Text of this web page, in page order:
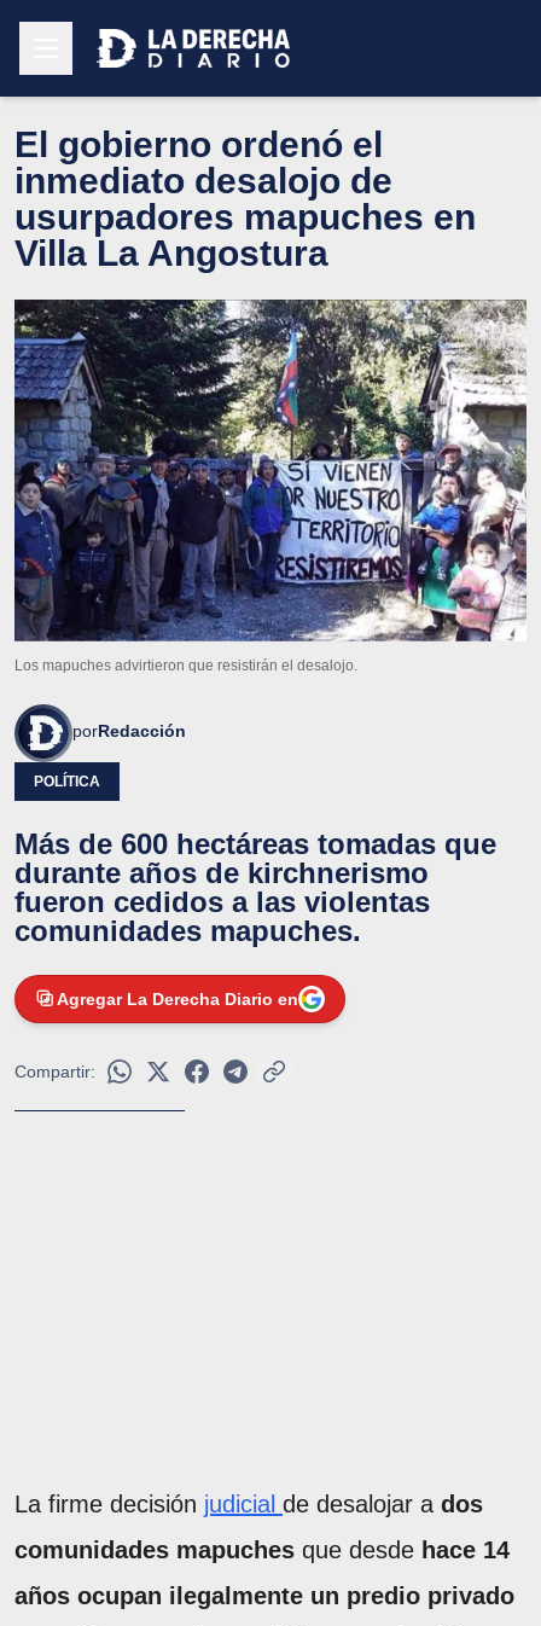
El gobierno ordenó el
inmediato desalojo de
usurpadores mapuches en
Villa La Angostura
Los mapuches advirtieron que resistirán el desalojo.
porRedacción
POLÍTICA
Más de 600 hectáreas tomadas que
durante años de kirchnerismo
fueron cedidos a las violentas
comunidades mapuches.
Agregar La Derecha Diario en
Compartir:
La firme decisión judicial de desalojar a dos
comunidades mapuches que desde hace 14
años ocupan ilegalmente un predio privado